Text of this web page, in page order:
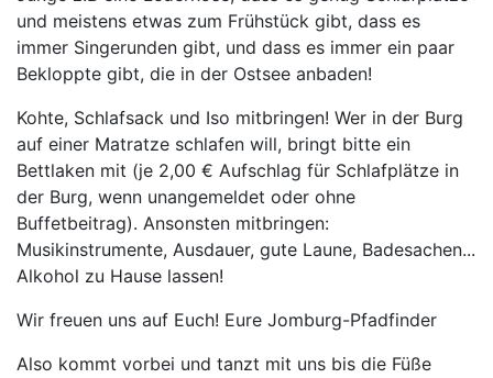
und meistens etwas zum Frühstück gibt, dass es
immer Singerunden gibt, und dass es immer ein paar
Bekloppte gibt, die in der Ostsee anbaden!
Kohte, Schlafsack und Iso mitbringen! Wer in der Burg
auf einer Matratze schlafen will, bringt bitte ein
Bettlaken mit (je 2,00 € Aufschlag für Schlafplätze in
der Burg, wenn unangemeldet oder ohne
Buffetbeitrag). Ansonsten mitbringen:
Musikinstrumente, Ausdauer, gute Laune, Badesachen...
Alkohol zu Hause lassen!
Wir freuen uns auf Euch! Eure Jomburg-Pfadfinder
Also kommt vorbei und tanzt mit uns bis die Füße